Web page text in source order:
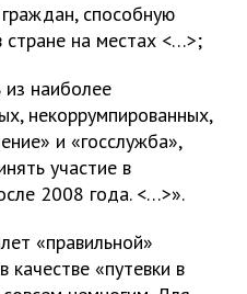
способную
на местах <…>;
наиболее
некоррумпированных,
и «госслужба»,
участие в
2008 года. <…>».
«правильной»
«путевки в